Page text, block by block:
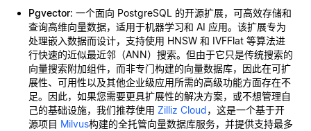
Pgvector: 一个面向 PostgreSQL 的开源扩展，可高效存储和
查询高维向量数据，适用于机器学习和 AI 应用。该扩展专为
处理嵌入数据而设计，支持使用 HNSW 和 IVFFlat 等算法进
行快速的近似最近邻（ANN）搜索。但由于它只是传统搜索的
向量搜索附加组件，而非专门构建的向量数据库，因此在可扩
展性、可用性以及其他企业级应用所需的高级功能方面存在不
足。因此，如果您需要更具扩展性的解决方案，或不想管理自
己的基础设施，我们推荐使用 Zilliz Cloud，这是一个基于开
源项目 Milvus构建的全托管向量数据库服务，并提供支持最多